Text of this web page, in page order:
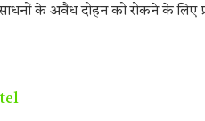
के अवैध दोहन को रोकने के लिए